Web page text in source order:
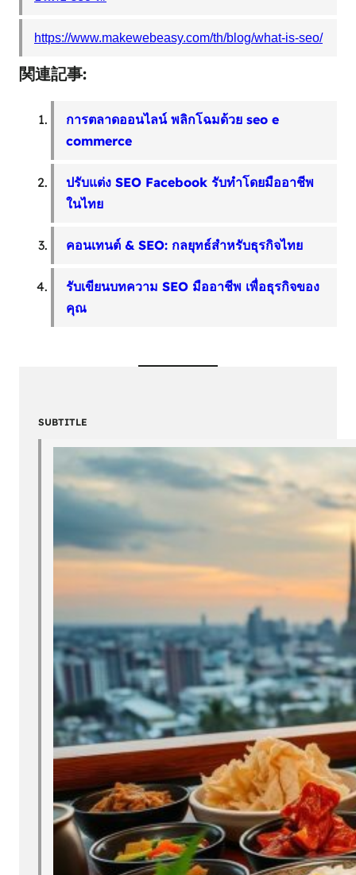
https://www.makewebeasy.com/th/blog/what-is-seo/
関連記事:
การตลาดออนไลน์ พลิกโฉมด้วย seo e
commerce
ปรับแต่ง SEO Facebook รับทำโดยมืออาชีพ
ในไทย
คอนเทนต์ & SEO: กลยุทธ์สำหรับธุรกิจไทย
รับเขียนบทความ SEO มืออาชีพ เพื่อธุรกิจของ
คุณ
SUBTITLE